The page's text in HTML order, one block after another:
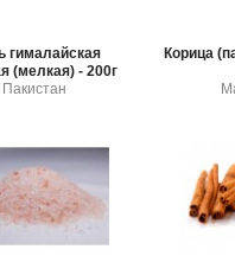
гималайская
(мелкая) - 200г
Пакистан
Корица